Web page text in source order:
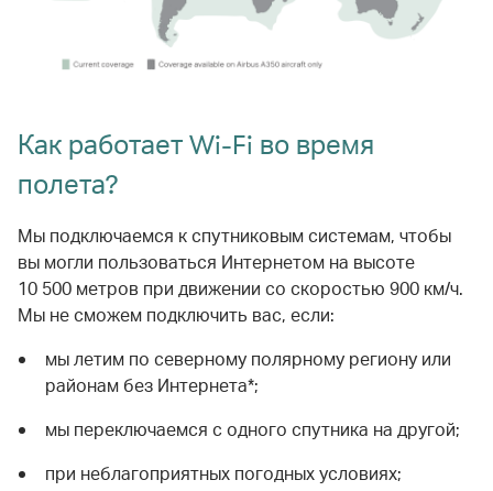
Как работает Wi-Fi во время
полета?
Мы подключаемся к спутниковым системам, чтобы
вы могли пользоваться Интернетом на высоте
10 500 метров при движении со скоростью 900 км/ч.
Мы не сможем подключить вас, если:
мы летим по северному полярному региону или
районам без Интернета*;
мы переключаемся с одного спутника на другой;
при неблагоприятных погодных условиях;